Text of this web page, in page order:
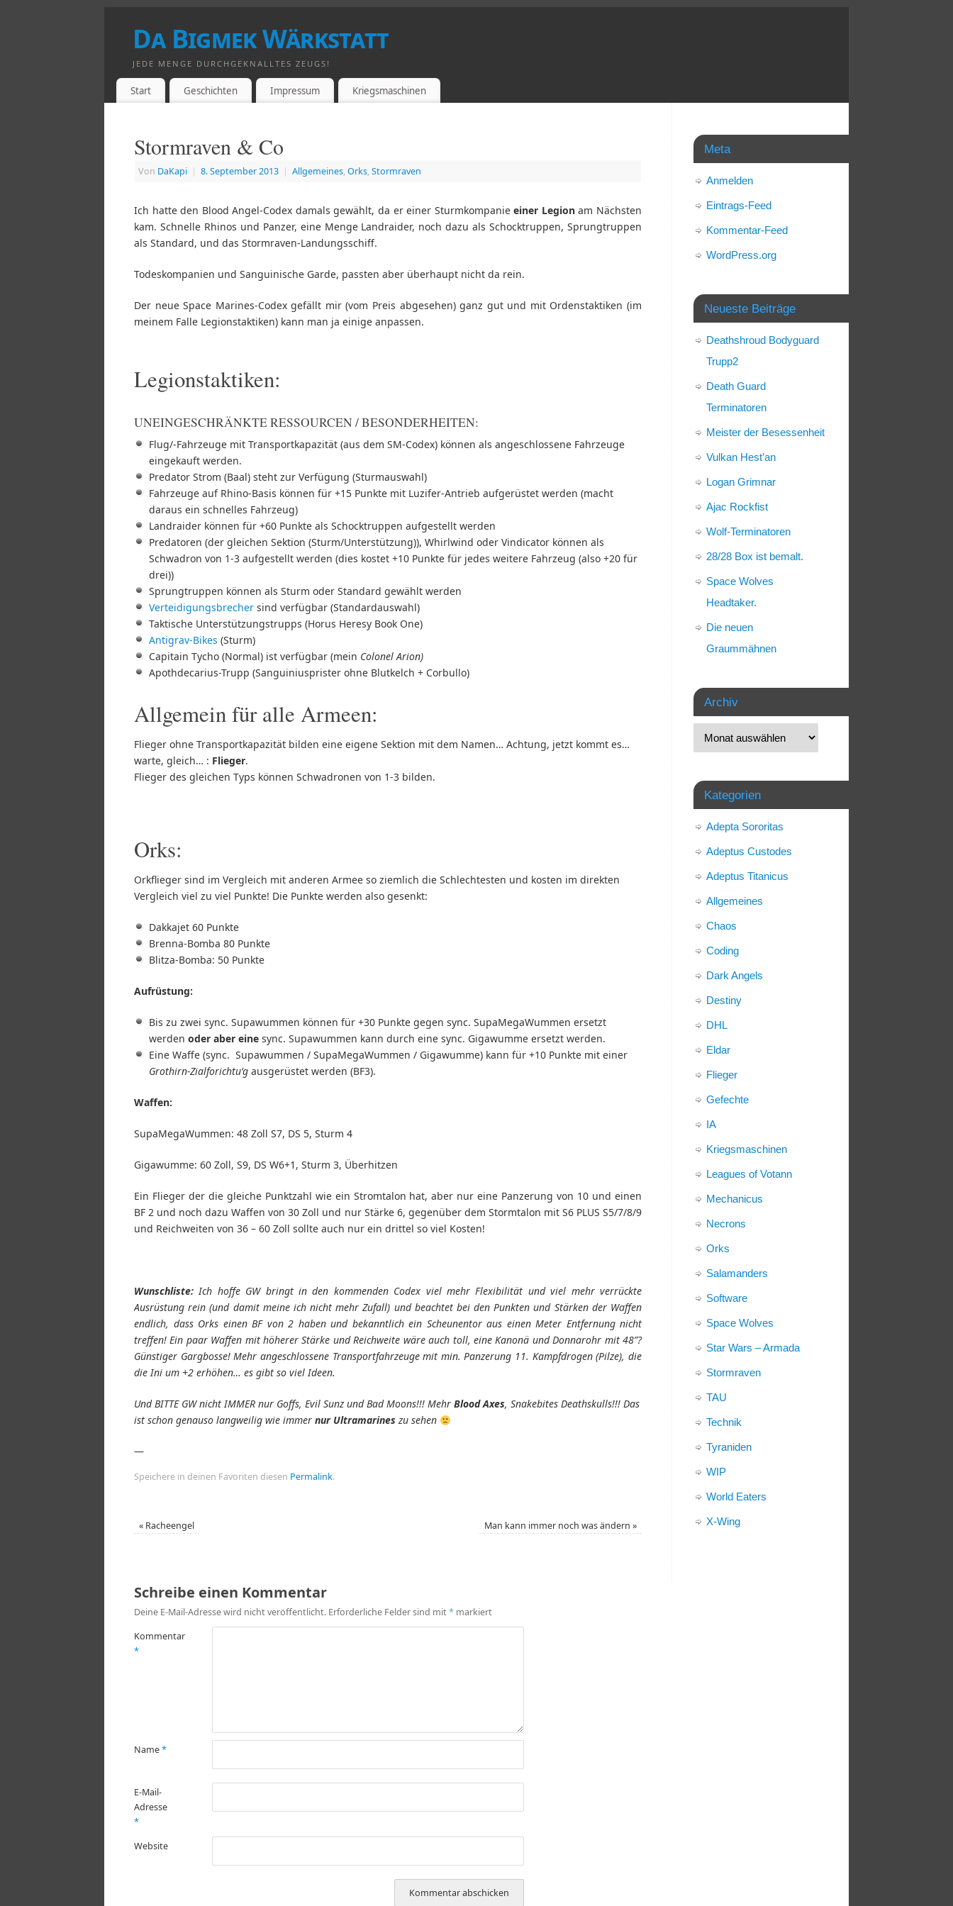
Da Bigmek Wärkstatt
JEDE MENGE DURCHGEKNALLTES ZEUGS!
Start Geschichten Impressum Kriegsmaschinen
Stormraven & Co
Von DaKapi | 8. September 2013 | Allgemeines, Orks, Stormraven
Ich hatte den Blood Angel-Codex damals gewählt, da er einer Sturmkompanieeiner Legionam Nächsten
kam. Schnelle Rhinos und Panzer, eine Menge Landraider, noch dazu als Schocktruppen, Sprungtruppen
als Standard, und das Stormraven-Landungsschiff.
Todeskompanien und Sanguinische Garde, passten aber überhaupt nicht da rein.
Der neue Space Marines-Codex gefällt mir (vom Preis abgesehen) ganz gut und mit Ordenstaktiken (im
meinem Falle Legionstaktiken) kann man ja einige anpassen.
Legionstaktiken:
UNEINGESCHRÄNKTE RESSOURCEN / BESONDERHEITEN:
Flug/-Fahrzeuge mit Transportkapazität (aus dem SM-Codex) können als angeschlossene Fahrzeuge
eingekauft werden.
Predator Strom (Baal) steht zur Verfügung (Sturmauswahl)
Fahrzeuge auf Rhino-Basis können für +15 Punkte mit Luzifer-Antrieb aufgerüstet werden (macht
daraus ein schnelles Fahrzeug)
Landraider können für +60 Punkte als Schocktruppen aufgestellt werden
Predatoren (der gleichen Sektion (Sturm/Unterstützung)), Whirlwind oder Vindicator können als
Schwadron von 1-3 aufgestellt werden (dies kostet +10 Punkte für jedes weitere Fahrzeug (also +20 für
drei))
Sprungtruppen können als Sturm oder Standard gewählt werden
Verteidigungsbrecher sind verfügbar (Standardauswahl)
Taktische Unterstützungstrupps (Horus Heresy Book One)
Antigrav-Bikes (Sturm)
Capitain Tycho (Normal) ist verfügbar (mein Colonel Arion)
Apothdecarius-Trupp (Sanguiniusprister ohne Blutkelch + Corbullo)
Allgemein für alle Armeen:
Flieger ohne Transportkapazität bilden eine eigene Sektion mit dem Namen… Achtung, jetzt kommt es…
warte, gleich… : Flieger.
Flieger des gleichen Typs können Schwadronen von 1-3 bilden.
Orks:
Orkflieger sind im Vergleich mit anderen Armee so ziemlich die Schlechtesten und kosten im direkten
Vergleich viel zu viel Punkte! Die Punkte werden also gesenkt:
Dakkajet 60 Punkte
Brenna-Bomba 80 Punkte
Blitza-Bomba: 50 Punkte
Aufrüstung:
Bis zu zwei sync. Supawummen können für +30 Punkte gegen sync. SupaMegaWummen ersetzt
werden oder aber eine sync. Supawummen kann durch eine sync. Gigawumme ersetzt werden.
Eine Waffe (sync. Supawummen / SupaMegaWummen / Gigawumme) kann für +10 Punkte mit einer
Grothirn-Zialforichtu’g ausgerüstet werden (BF3).
Waffen:
SupaMegaWummen: 48 Zoll S7, DS 5, Sturm 4
Gigawumme: 60 Zoll, S9, DS W6+1, Sturm 3, Überhitzen
Ein Flieger der die gleiche Punktzahl wie ein Stromtalon hat, aber nur eine Panzerung von 10 und einen
BF 2 und noch dazu Waffen von 30 Zoll und nur Stärke 6, gegenüber dem Stormtalon mit S6 PLUS S5/7/8/9
und Reichweiten von 36 – 60 Zoll sollte auch nur ein drittel so viel Kosten!
Wunschliste:Ich hoffe GW bringt in den kommenden Codex viel mehr Flexibilität und viel mehr verrückte
Ausrüstung rein (und damit meine ich nicht mehr Zufall) und beachtet bei den Punkten und Stärken der Waffen
endlich, dass Orks einen BF von 2 haben und bekanntlich ein Scheunentor aus einen Meter Entfernung nicht
treffen! Ein paar Waffen mit höherer Stärke und Reichweite wäre auch toll, eine Kanonä und Donnarohr mit 48”?
Günstiger Gargbosse! Mehr angeschlossene Transportfahrzeuge mit min. Panzerung 11. Kampfdrogen (Pilze), die
die Ini um +2 erhöhen… es gibt so viel Ideen.
Und BITTE GW nicht IMMER nur Goffs, Evil Sunz und Bad Moons!!! Mehr Blood Axes, Snakebites Deathskulls!!! Das
ist schon genauso langweilig wie immer nur Ultramarines zu sehen
—
Speichere in deinen Favoriten diesen Permalink.
« Racheengel Man kann immer noch was ändern »
Schreibe einen Kommentar
Deine E-Mail-Adresse wird nicht veröffentlicht. Erforderliche Felder sind mit* markiert
Kommentar
*
Name*
E-Mail-
Adresse
*
Website
Meta
Anmelden
Eintrags-Feed
Kommentar-Feed
WordPress.org
Neueste Beiträge
Deathshroud Bodyguard
Trupp2
Death Guard
Terminatoren
Meister der Besessenheit
Vulkan Hest’an
Logan Grimnar
Ajac Rockfist
Wolf-Terminatoren
28/28 Box ist bemalt.
Space Wolves
Headtaker.
Die neuen
Graummähnen
Archiv
Kategorien
Adepta Sororitas
Adeptus Custodes
Adeptus Titanicus
Allgemeines
Chaos
Coding
Dark Angels
Destiny
DHL
Eldar
Flieger
Gefechte
IA
Kriegsmaschinen
Leagues of Votann
Mechanicus
Necrons
Orks
Salamanders
Software
Space Wolves
Star Wars – Armada
Stormraven
TAU
Technik
Tyraniden
WIP
World Eaters
X-Wing